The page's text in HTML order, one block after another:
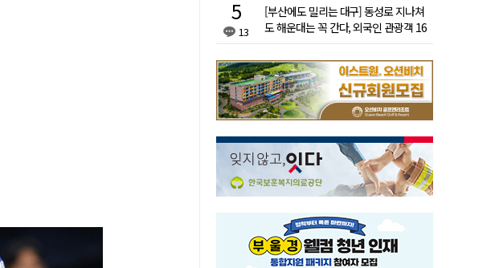
13
[부산에도 밀리는 대구] 동성로 지나쳐
도 해운대는 꼭 간다, 외국인 관광객 16